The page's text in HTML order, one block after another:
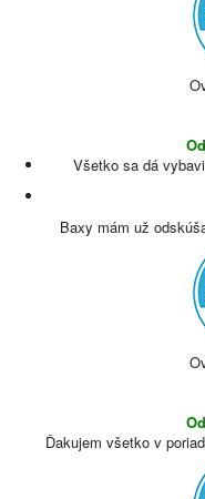
Všetko sa dá
Baxy mám už
Ďakujem všetko v